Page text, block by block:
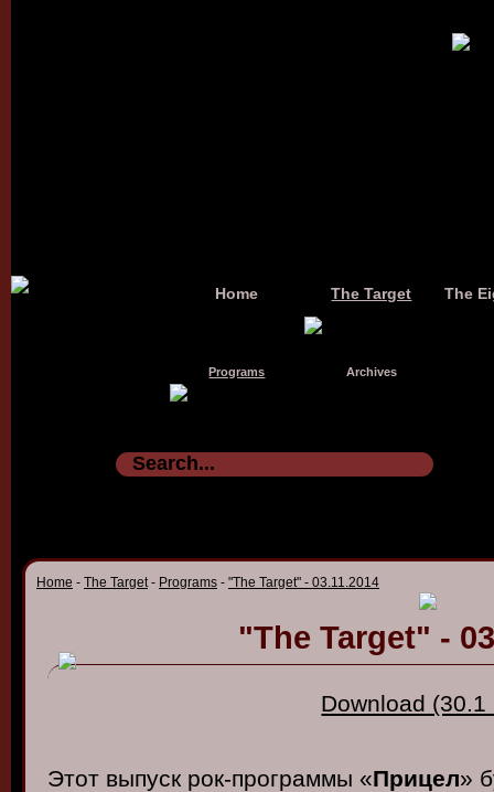
Home The Target The
Programs Archives
Home - The Target- Programs - "The Target" - 03.11.2014
"The Target" -
Download (30.1
Этот выпуск рок-программы «Прицел»